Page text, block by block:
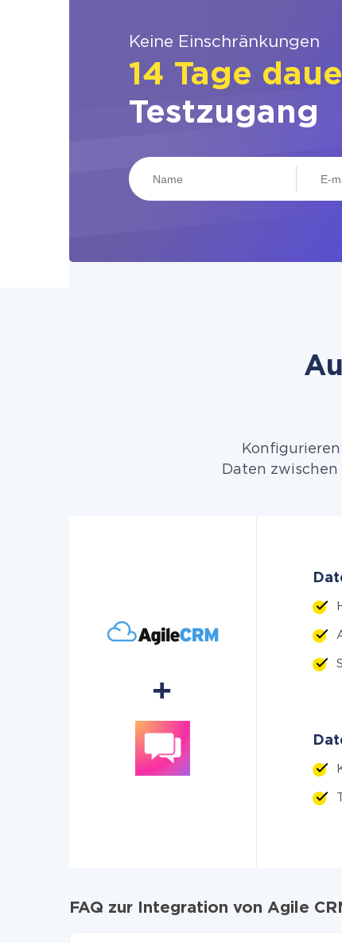
Keine Einschränkungen
14 Tage
Testzugang
Daten
FAQ zur Integration von Agile